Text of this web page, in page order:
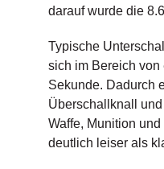
darauf wurde die
Typische
sich im Bereich von
Sekunde. Dadurch
Überschallknall
Waffe, Munition
deutlich leiser als